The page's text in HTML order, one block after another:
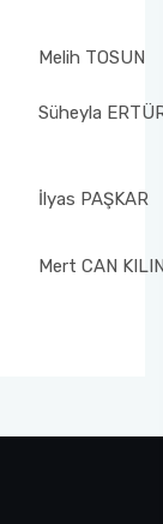
Melih TOSUN
Süheyla
İlyas PAŞKAR
Mert CAN